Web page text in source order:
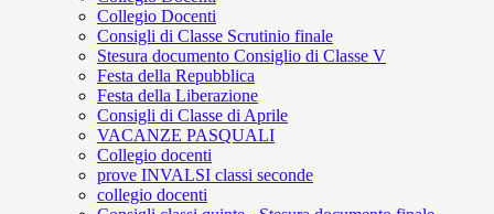
Collegio Docenti
Consigli di Classe Scrutinio finale
Stesura documento Consiglio di Classe V
Festa della Repubblica
Festa della Liberazione
Consigli di Classe di Aprile
VACANZE PASQUALI
Collegio docenti
prove INVALSI classi seconde
collegio docenti